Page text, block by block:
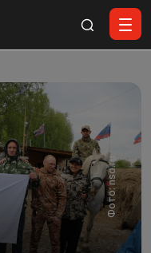
Фото: nso.ru